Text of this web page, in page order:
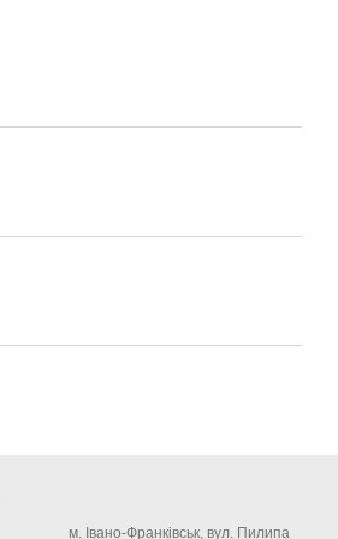
м. Івано-Франківськ, вул. Пилипа